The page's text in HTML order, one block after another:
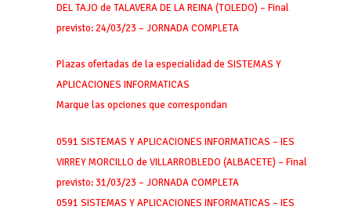
DEL TAJO de TALAVERA DE LA REINA (TOLEDO) – Final
previsto: 24/03/23 – JORNADA COMPLETA
Plazas ofertadas de la especialidad de SISTEMAS Y
APLICACIONES INFORMATICAS
Marque las opciones que correspondan
0591 SISTEMAS Y APLICACIONES INFORMATICAS – IES
VIRREY MORCILLO de VILLARROBLEDO (ALBACETE) – Final
previsto: 31/03/23 – JORNADA COMPLETA
0591 SISTEMAS Y APLICACIONES INFORMATICAS – IES